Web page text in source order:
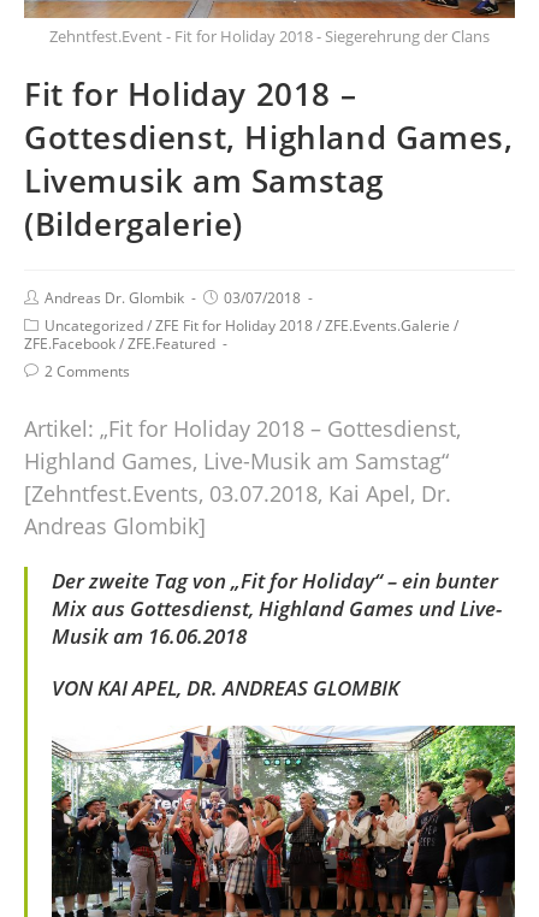
Zehntfest.Event - Fit for Holiday 2018 - Siegerehrung der Clans
Fit for Holiday 2018 –
Gottesdienst, Highland Games,
Livemusik am Samstag
(Bildergalerie)
Andreas Dr. Glombik
03/07/2018
Uncategorized/ZFE Fit for Holiday 2018/ZFE.Events.Galerie /
ZFE.Facebook/ZFE.Featured
2 Comments
Artikel: „Fit for Holiday 2018 – Gottesdienst,
Highland Games, Live-Musik am Samstag“
[Zehntfest.Events, 03.07.2018, Kai Apel, Dr.
Andreas Glombik]
Der zweite Tag von „Fit for Holiday“ – ein bunter
Mix aus Gottesdienst, Highland Games und Live-
Musik am 16.06.2018
VON KAI APEL, DR. ANDREAS GLOMBIK